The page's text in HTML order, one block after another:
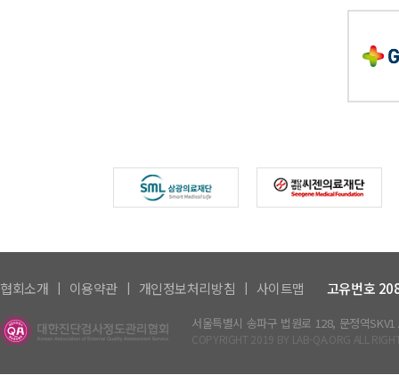
협회소개 | 이용약관 | 개인정보처리방침 | 사이트맵 고유번호
서울특별시 송파구 법원로 128, 문정역
COPYRIGHT 2019 BY LAB-QA.ORG ALL